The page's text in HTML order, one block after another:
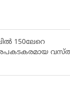
150ലേറെ